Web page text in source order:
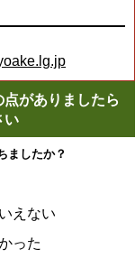
がありましたら
い
ましたか？
えない
った